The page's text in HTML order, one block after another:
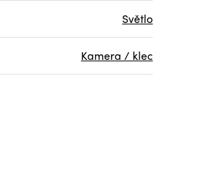
Světlo
Kamera / klec